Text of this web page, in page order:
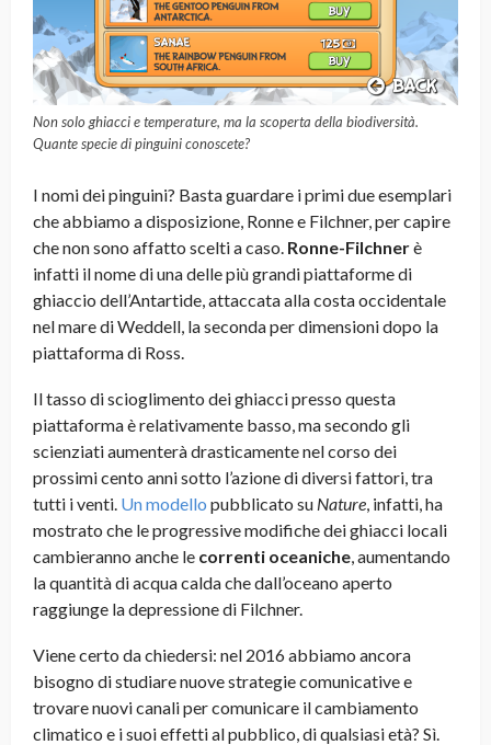
Non solo ghiacci e temperature, ma la scoperta della biodiversità.
Quante specie di pinguini conoscete?
I nomi dei pinguini? Basta guardare i primi due esemplari
che abbiamo a disposizione, Ronne e Filchner, per capire
che non sono affatto scelti a caso. Ronne-Filchnerè
infatti il nome di una delle più grandi piattaforme di
ghiaccio dell’Antartide, attaccata alla costa occidentale
nel mare di Weddell, la seconda per dimensioni dopo la
piattaforma di Ross.
Il tasso di scioglimento dei ghiacci presso questa
piattaforma è relativamente basso, ma secondo gli
scienziati aumenterà drasticamente nel corso dei
prossimi cento anni sotto l’azione di diversi fattori, tra
tutti i venti. Un modello pubblicato su Nature, infatti, ha
mostrato che le progressive modifiche dei ghiacci locali
cambieranno anche le correnti oceaniche, aumentando
la quantità di acqua calda che dall’oceano aperto
raggiunge la depressione di Filchner.
Viene certo da chiedersi: nel 2016 abbiamo ancora
bisogno di studiare nuove strategie comunicative e
trovare nuovi canali per comunicare il cambiamento
climatico e i suoi effetti al pubblico, di qualsiasi età? Sì.